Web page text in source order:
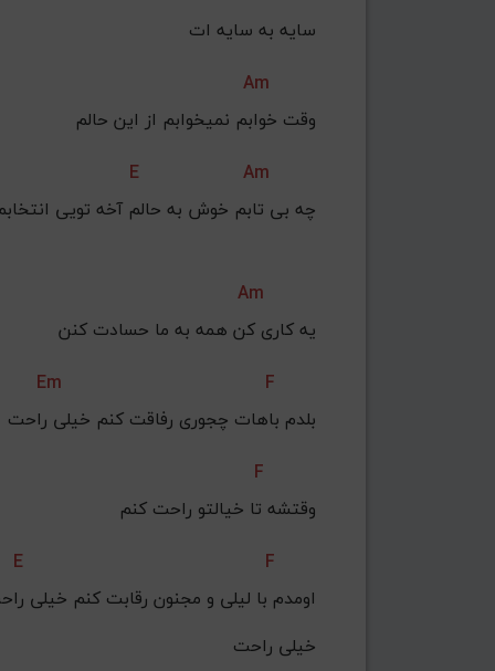
سایه به سایه ات
Am
وقت خوابم نمیخوابم از این حالم
E
Am
چه بی تابم خوش به حالم آخه تویی
Am
یه کاری کن همه به ما حسادت کنن
Em
F
بلدم باهات چجوری رفاقت کنم خیلی راحت
F
وقتشه تا خیالتو راحت کنم
E
F
اومدم با لیلی و مجنون رقابت کنم خیلی
خیلی راحت